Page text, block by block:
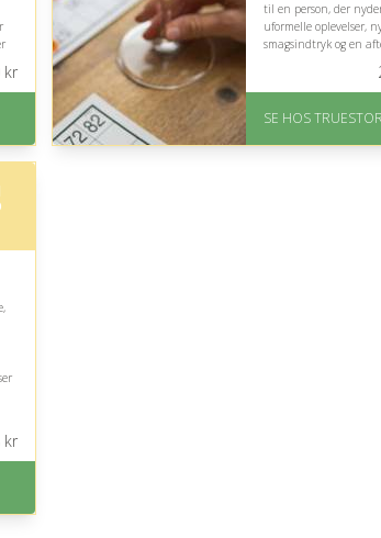
kr
til en person, der
uformelle oplevelser,
smagsindtryk og en
På lager
Levering: 1-2 dages
SE HOS
kr